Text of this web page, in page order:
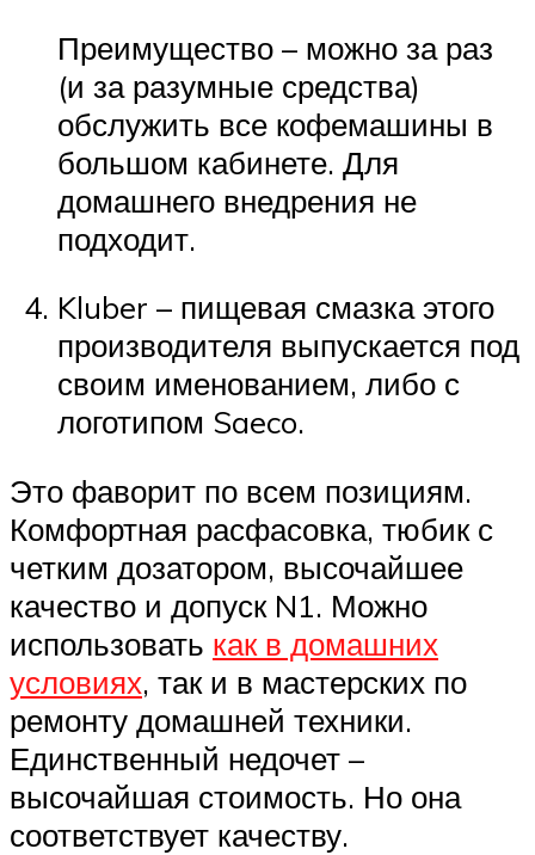
Преимущество – можно за раз
(и за разумные средства)
обслужить все кофемашины в
большом кабинете. Для
домашнего внедрения не
подходит.
Kluber – пищевая смазка этого
производителя выпускается под
своим именованием, либо с
логотипом Saeco.
Это фаворит по всем позициям.
Комфортная расфасовка, тюбик с
четким дозатором, высочайшее
качество и допуск N1. Можно
использовать как в домашних
условиях, так и в мастерских по
ремонту домашней техники.
Единственный недочет –
высочайшая стоимость. Но она
соответствует качеству.